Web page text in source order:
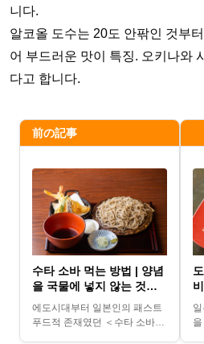
니다.
알코올 도수는 20도 안팎인 것부
어 부드러운 맛이 특징. 오키나와
다고 합니다.
前の記事
수타 소바 먹는 방법 | 양념
을 국물에 넣지 않는 것이
법칙!
에도시대부터 일본인의 패스트
푸드적 존재였던 ＜수타 소바＞.